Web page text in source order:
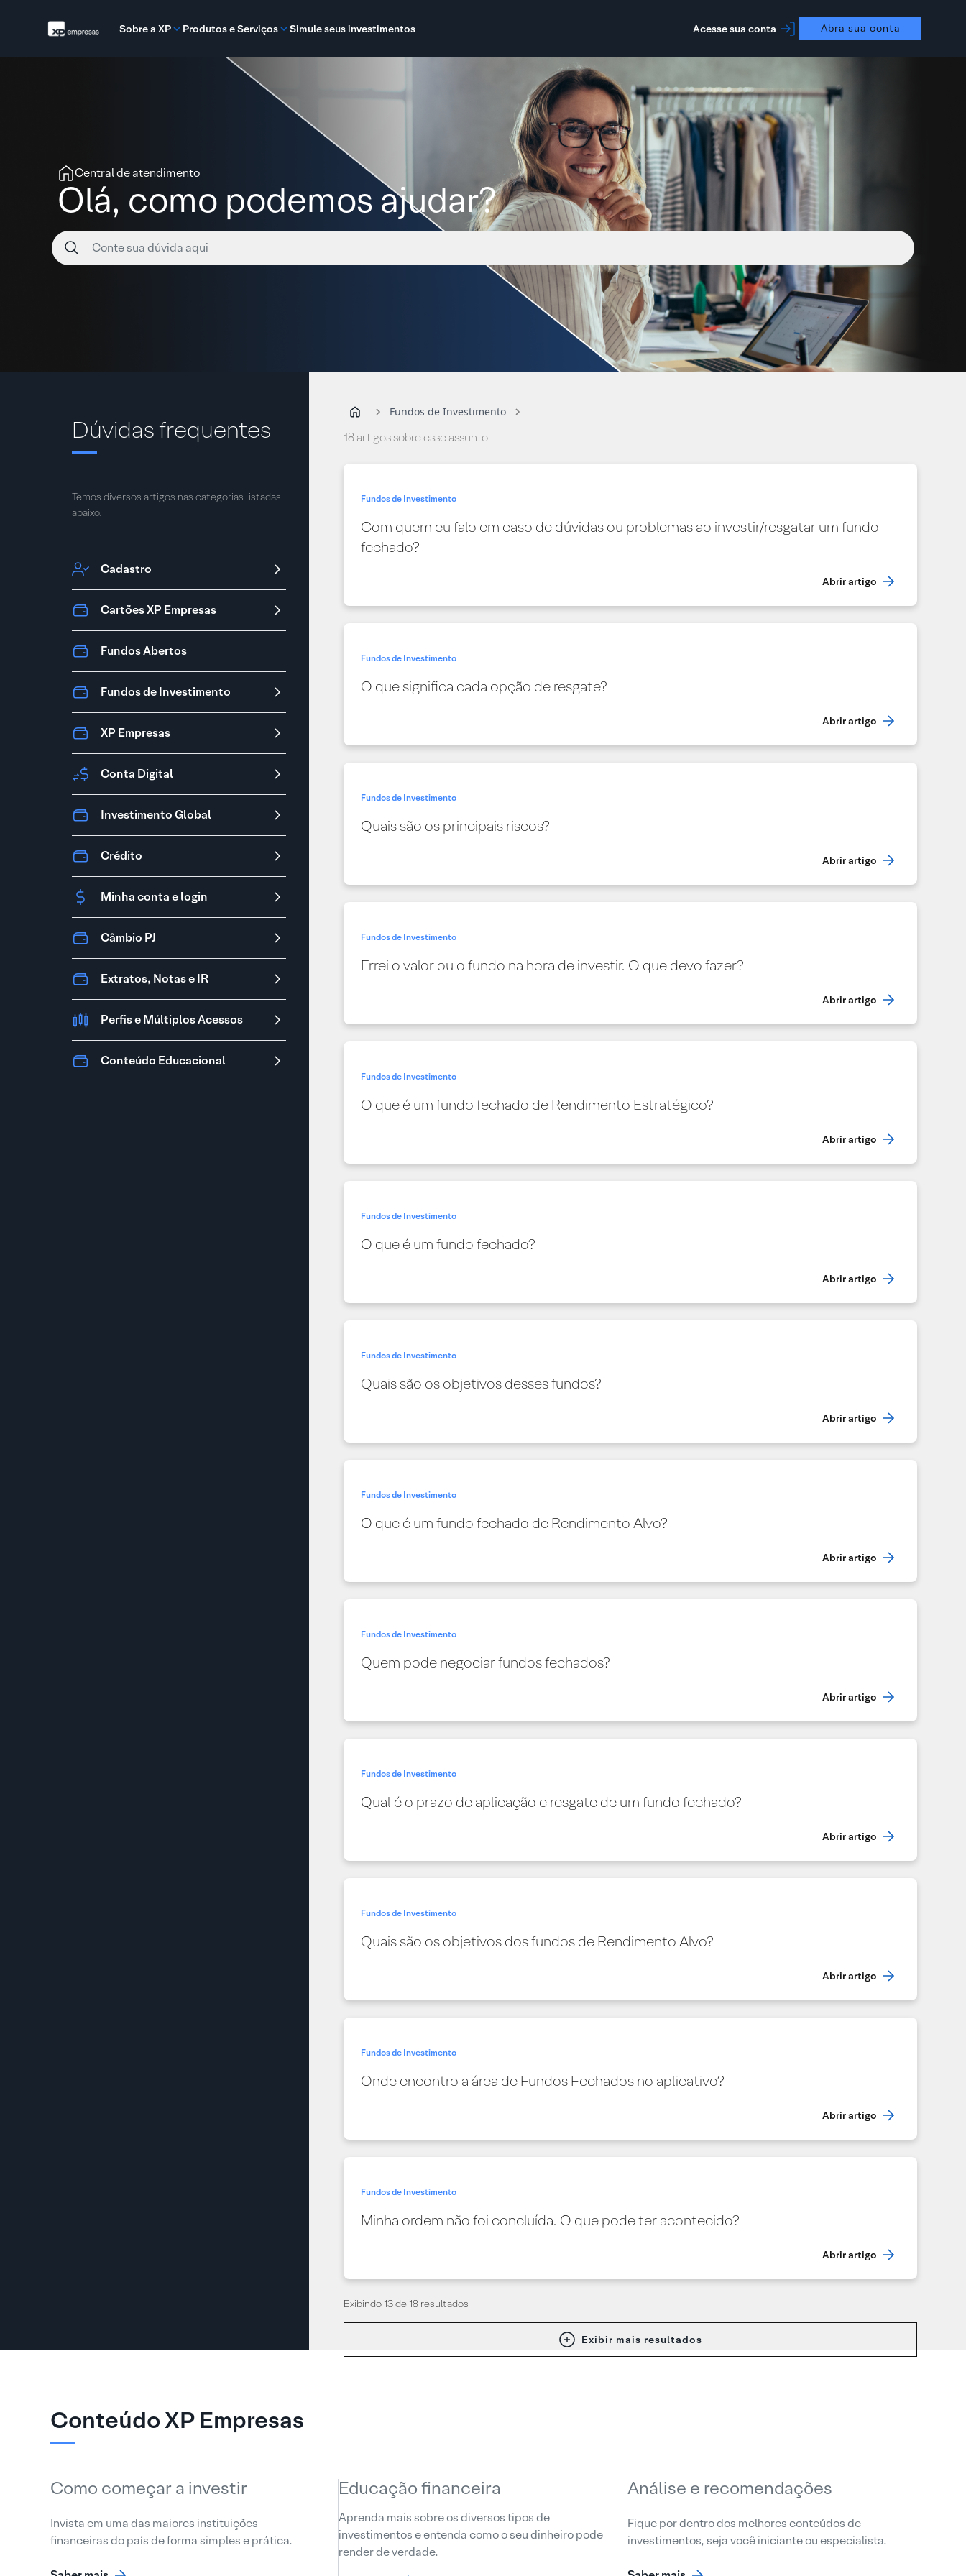
Sobre a XP Produtos e Serviços Simule seus investimentos Acesse sua conta Abra sua conta
Central de atendimento
Olá, como podemos ajudar?
Dúvidas frequentes
Temos diversos artigos nas categorias listadas
abaixo.
Fundos de Investimento
18 artigos sobre esse assunto
Fundos de Investimento
Com quem eu falo em caso de dúvidas ou problemas ao investir/resgatar um fundo
fechado?
Abrir artigo
Fundos de Investimento
O que significa cada opção de resgate?
Abrir artigo
Fundos de Investimento
Quais são os principais riscos?
Abrir artigo
Fundos de Investimento
Errei o valor ou o fundo na hora de investir. O que devo fazer?
Abrir artigo
Fundos de Investimento
O que é um fundo fechado de Rendimento Estratégico?
Abrir artigo
Fundos de Investimento
O que é um fundo fechado?
Abrir artigo
Fundos de Investimento
Quais são os objetivos desses fundos?
Abrir artigo
Fundos de Investimento
O que é um fundo fechado de Rendimento Alvo?
Abrir artigo
Fundos de Investimento
Quem pode negociar fundos fechados?
Abrir artigo
Fundos de Investimento
Qual é o prazo de aplicação e resgate de um fundo fechado?
Abrir artigo
Fundos de Investimento
Quais são os objetivos dos fundos de Rendimento Alvo?
Abrir artigo
Fundos de Investimento
Onde encontro a área de Fundos Fechados no aplicativo?
Abrir artigo
Fundos de Investimento
Minha ordem não foi concluída. O que pode ter acontecido?
Abrir artigo
Exibindo 13 de 18 resultados
Exibir mais resultados
Conteúdo XP Empresas
Como começar a investir
Invista em uma das maiores instituições
financeiras do país de forma simples e prática.
Educação financeira
Aprenda mais sobre os diversos tipos de
investimentos e entenda como o seu dinheiro pode
render de verdade.
Análise e recomendações
Fique por dentro dos melhores conteúdos de
investimentos, seja você iniciante ou especialista.